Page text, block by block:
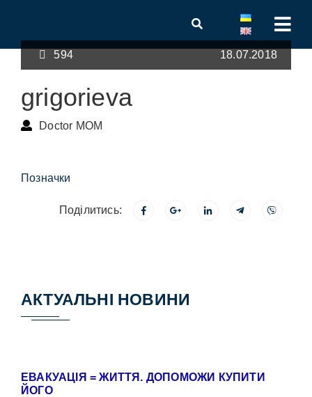
594 18.07.2018
grigorieva
Doctor MOM
Позначки
Поділитись:
АКТУАЛЬНІ НОВИНИ
ЕВАКУАЦІЯ = ЖИТТЯ. ДОПОМОЖИ КУПИТИ
ЙОГО